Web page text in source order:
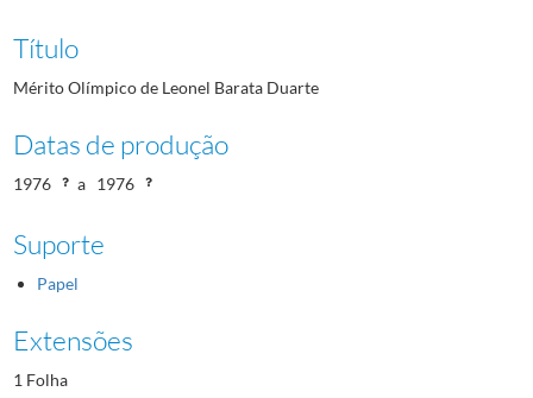
Título
Mérito Olímpico de Leonel Barata Duarte
Datas de produção
1976 a 1976
Suporte
Papel
Extensões
1 Folha